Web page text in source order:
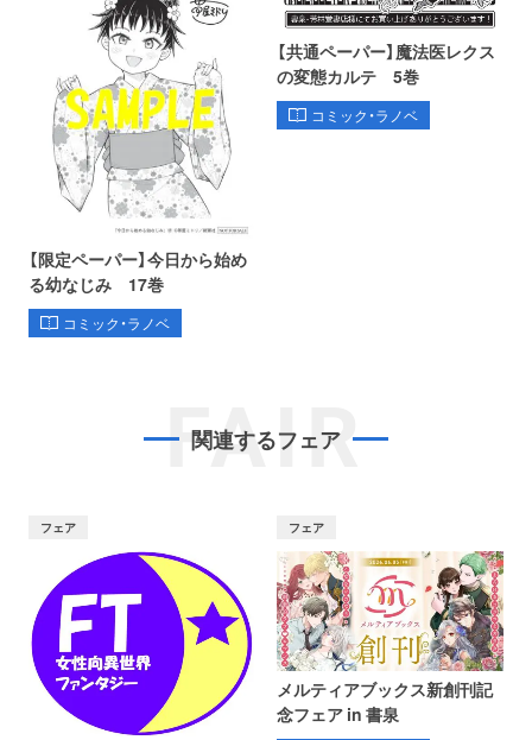
【限定ペーパー】今日から始め
る幼なじみ 17巻
コミック・ラノベ
【共通ペーパー】魔法医レクス
の変態カルテ 5巻
コミック・ラノベ
FAIR
関連するフェア
フェア フェア
メルティアブックス新創刊記
念フェア in 書泉